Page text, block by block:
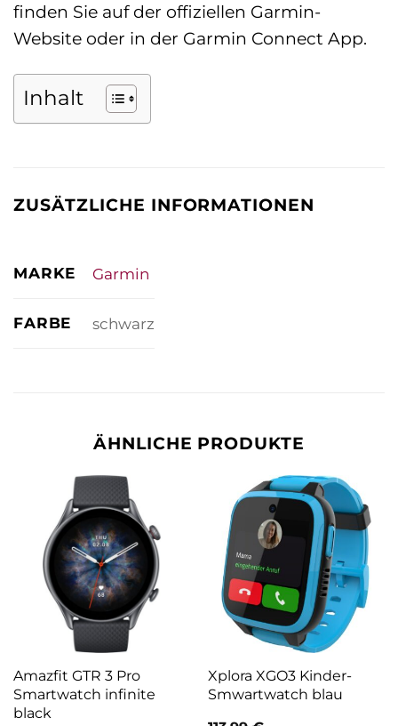
finden Sie auf der offiziellen Garmin-
Website oder in der Garmin Connect App.
Inhalt
ZUSÄTZLICHE INFORMATIONEN
MARKE Garmin
FARBE schwarz
ÄHNLICHE PRODUKTE
Amazfit GTR 3 Pro
Smartwatch infinite
black
Xplora XGO3 Kinder-
Smwartwatch blau